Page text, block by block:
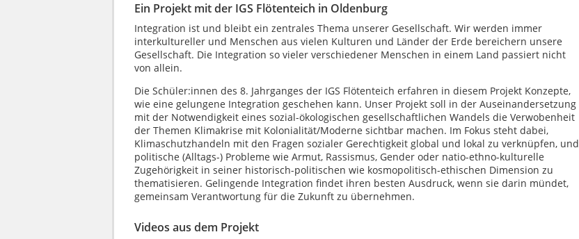
Ein Projekt mit der IGS Flötenteich in Oldenburg
Integration ist und bleibt ein zentrales Thema unserer Gesellschaft. Wir werden immer
interkultureller und Menschen aus vielen Kulturen und Länder der Erde bereichern unsere
Gesellschaft. Die Integration so vieler verschiedener Menschen in einem Land passiert nicht
von allein.
Die Schüler:innen des 8. Jahrganges der IGS Flötenteich erfahren in diesem Projekt Konzepte,
wie eine gelungene Integration geschehen kann. Unser Projekt soll in der Auseinandersetzung
mit der Notwendigkeit eines sozial-ökologischen gesellschaftlichen Wandels die Verwobenheit
der Themen Klimakrise mit Kolonialität/Moderne sichtbar machen. Im Fokus steht dabei,
Klimaschutzhandeln mit den Fragen sozialer Gerechtigkeit global und lokal zu verknüpfen, und
politische (Alltags-) Probleme wie Armut, Rassismus, Gender oder natio-ethno-kulturelle
Zugehörigkeit in seiner historisch-politischen wie kosmopolitisch-ethischen Dimension zu
thematisieren. Gelingende Integration findet ihren besten Ausdruck, wenn sie darin mündet,
gemeinsam Verantwortung für die Zukunft zu übernehmen.
Videos aus dem Projekt